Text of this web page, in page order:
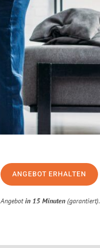
ANGEBOT ERHALTEN
Angebotin 15 Minuten (garantiert).